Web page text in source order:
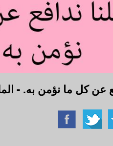
كل ما نؤمن به. -